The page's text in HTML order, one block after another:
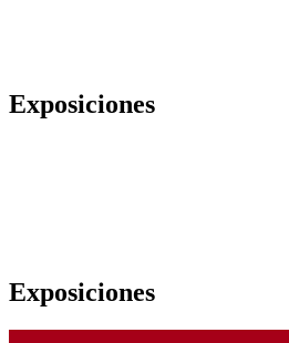
Exposiciones
Exposiciones